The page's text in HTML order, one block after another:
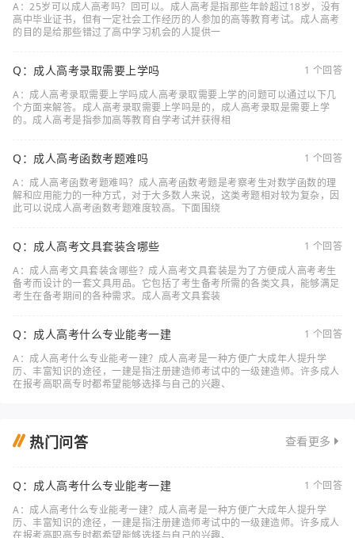
A：25岁可以成人高考吗？回可以。成人高考是指那些年龄超过18岁，没有
高中毕业证书，但有一定社会工作经历的人参加的高等教育考试。成人高考
的目的是给那些错过了高中学习机会的人提供一
Q：成人高考录取需要上学吗
1 个回答
A：成人高考录取需要上学吗成人高考录取需要上学的问题可以通过以下几
个方面来解答。成人高考录取需要上学吗是的，成人高考录取是需要上学
的。成人高考是指参加高等教育自学考试并获得相
Q：成人高考函数考题难吗
1 个回答
A：成人高考函数考题难吗？成人高考函数考题是考察考生对数学函数的理
解和应用能力的一种方式，对于大多数人来说，这类考题相对较为复杂，因
此可以说成人高考函数考题难度较高。下面围绕
Q：成人高考文具套装含哪些
1 个回答
A：成人高考文具套装含哪些？成人高考文具套装是为了方便成人高考考生
备考而设计的一套文具用品。它包括了考生备考所需的各类文具，能够满足
考生在备考期间的各种需求。成人高考文具套装
Q：成人高考什么专业能考一建
1 个回答
A：成人高考什么专业能考一建？成人高考是一种方便广大成年人提升学
历、丰富知识的途径，一建是指注册建造师考试中的一级建造师。许多成人
在报考高职高专时都希望能够选择与自己的兴趣、
热门问答 查看更多
Q：成人高考什么专业能考一建
1 个回答
A：成人高考什么专业能考一建？成人高考是一种方便广大成年人提升学
历、丰富知识的途径，一建是指注册建造师考试中的一级建造师。许多成人
在报考高职高专时都希望能够选择与自己的兴趣、